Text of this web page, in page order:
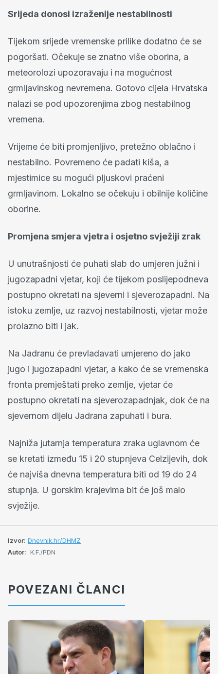
Srijeda donosi izraženije nestabilnosti
Tijekom srijede vremenske prilike dodatno će se
pogoršati. Očekuje se znatno više oborina, a
meteorolozi upozoravaju i na mogućnost
grmljavinskog nevremena. Gotovo cijela Hrvatska
nalazi se pod upozorenjima zbog nestabilnog
vremena.
Vrijeme će biti promjenljivo, pretežno oblačno i
nestabilno. Povremeno će padati kiša, a
mjestimice su mogući pljuskovi praćeni
grmljavinom. Lokalno se očekuju i obilnije količine
oborine.
Promjena smjera vjetra i osjetno svježiji zrak
U unutrašnjosti će puhati slab do umjeren južni i
jugozapadni vjetar, koji će tijekom poslijepodneva
postupno okretati na sjeverni i sjeverozapadni. Na
istoku zemlje, uz razvoj nestabilnosti, vjetar može
prolazno biti i jak.
Na Jadranu će prevladavati umjereno do jako
jugo i jugozapadni vjetar, a kako će se vremenska
fronta premještati preko zemlje, vjetar će
postupno okretati na sjeverozapadnjak, dok će na
sjevernom dijelu Jadrana zapuhati i bura.
Najniža jutarnja temperatura zraka uglavnom će
se kretati između 15 i 20 stupnjeva Celzijevih, dok
će najviša dnevna temperatura biti od 19 do 24
stupnja. U gorskim krajevima bit će još malo
svježije.
Izvor: Dnevnik.hr/DHMZ
Autor: K.F./PDN
POVEZANI ČLANCI